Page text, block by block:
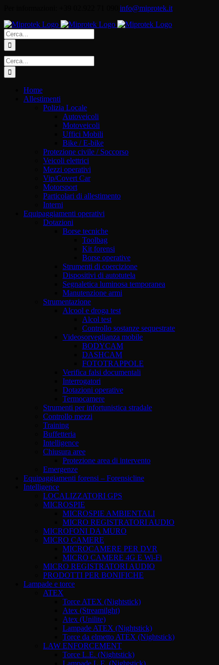
contenuto
info@miprotek.it
Cerca
per:
Cerca
per:
Home
Allestimenti
Polizia Locale
Autoveicoli
Motoveicoli
Uffici Mobili
Bike / E-bike
Protezione civile / Soccorso
Veicoli elettrici
Mezzi operativi
Vip/Covert Car
Motorsport
Particolari di allestimento
Interni
Equipaggiamenti operativi
Dotazioni
Borse tecniche
Toolbag
Kit forensi
Borse operative
Strumenti di coercizione
Dispositivi di autotutela
Segnaletica luminosa temporanea
Manutenzione armi
Strumentazione
Alcool e droga test
Alcol test
Controllo sostanze sequestrate
Videosorveglianza mobile
BODYCAM
DASHCAM
FOTOTRAPPOLE
Verifica falsi documentali
Interrogatori
Dotazioni operative
Termocamere
Strumenti per infortunistica stradale
Controllo mezzi
Training
Buffetteria
Intelligence
Chiusura aree
Protezione area di intervento
Emergenze
Equipaggiamenti forensi – Forensicline
Intelligence
LOCALIZZATORI GPS
MICROSPIE
MICROSPIE AMBIENTALI
MICRO REGISTRATORI AUDIO
MICROFONI DA MURO
MICRO CAMERE
MICROCAMERE PER DVR
MICRO CAMERE 4G E Wi-Fi
MICRO REGISTRATORI AUDIO
PRODOTTI PER BONIFICHE
Lampade e torce
ATEX
Torce ATEX (Nightstick)
Atex (Streamilght)
Atex (Unilite)
Lampade ATEX (Nightstick)
Torce da elmetto ATEX (Nightstick)
LAW ENFORCEMENT
Torce L.E. (Nightstick)
Lampade L.E. (Nightstick)